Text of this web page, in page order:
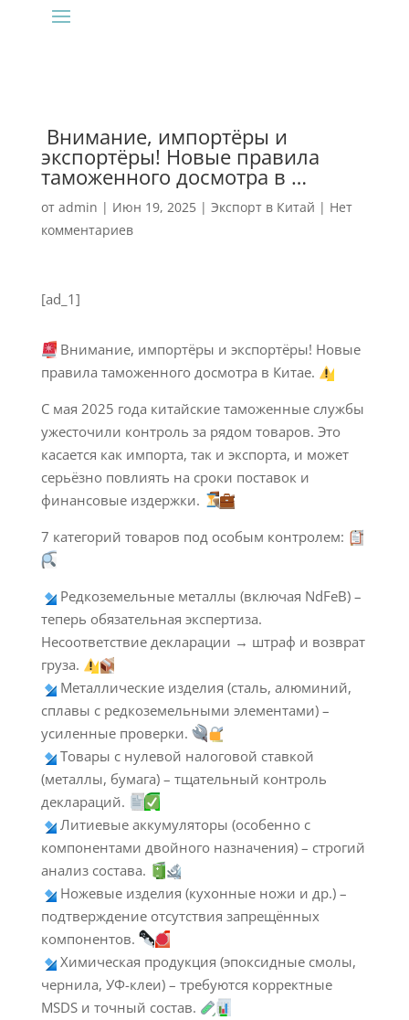
‍ Внимание, импортёры и
экспортёры! Новые правила
таможенного досмотра в …
от admin | Июн 19, 2025| Экспорт в Китай | Нет
комментариев
[ad_1]
Внимание, импортёры и экспортёры! Новые
правила таможенного досмотра в Китае.
С мая 2025 года китайские таможенные службы
ужесточили контроль за рядом товаров. Это
касается как импорта, так и экспорта, и может
серьёзно повлиять на сроки поставок и
финансовые издержки.
7 категорий товаров под особым контролем:
Редкоземельные металлы (включая NdFeB) –
теперь обязательная экспертиза.
Несоответствие декларации → штраф и возврат
груза.
Металлические изделия (сталь, алюминий,
сплавы с редкоземельными элементами) –
усиленные проверки.
Товары с нулевой налоговой ставкой
(металлы, бумага) – тщательный контроль
деклараций.
Литиевые аккумуляторы (особенно с
компонентами двойного назначения) – строгий
анализ состава.
Ножевые изделия (кухонные ножи и др.) –
подтверждение отсутствия запрещённых
компонентов.
Химическая продукция (эпоксидные смолы,
чернила, УФ-клеи) – требуются корректные
MSDS и точный состав.